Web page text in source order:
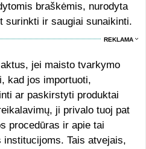
braškėmis, nurodyta
surinkti ir saugiai sunaikinti.
REKLAMA
jei maisto tvarkymo
kad jos importuoti,
ar paskirstyti produktai
ji privalo tuoj pat
procedūras ir apie tai
institucijoms. Tais atvejais,